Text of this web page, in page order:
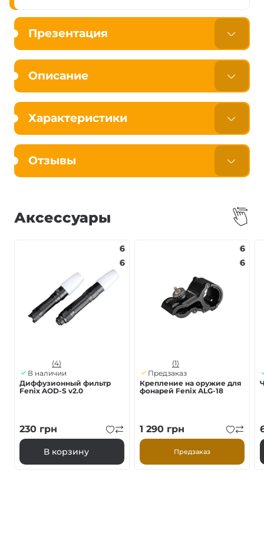
Презентация
Описание
Характеристики
Отзывы
Аксессуары
6
6
(4)
В наличии
Диффузионный фильтр
Fenix AOD-S v2.0
230 грн
В корзину
6
6
(1)
Предзаказ
Крепление на оружие для
фонарей Fenix ALG-18
1 290 грн
Предзаказ